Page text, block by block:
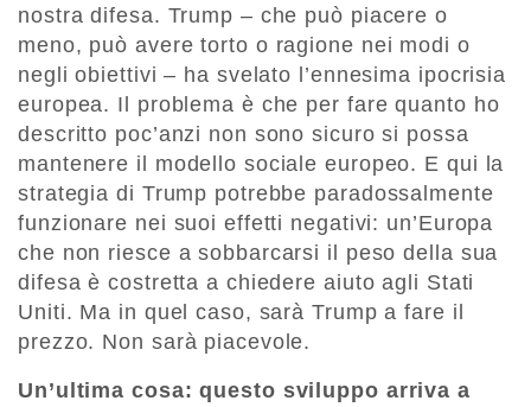
nostra difesa. Trump – che può piacere o
meno, può avere torto o ragione nei modi o
negli obiettivi – ha svelato l’ennesima ipocrisia
europea. Il problema è che per fare quanto ho
descritto poc’anzi non sono sicuro si possa
mantenere il modello sociale europeo. E qui la
strategia di Trump potrebbe paradossalmente
funzionare nei suoi effetti negativi: un’Europa
che non riesce a sobbarcarsi il peso della sua
difesa è costretta a chiedere aiuto agli Stati
Uniti. Ma in quel caso, sarà Trump a fare il
prezzo. Non sarà piacevole.
Un’ultima cosa: questo sviluppo arriva a